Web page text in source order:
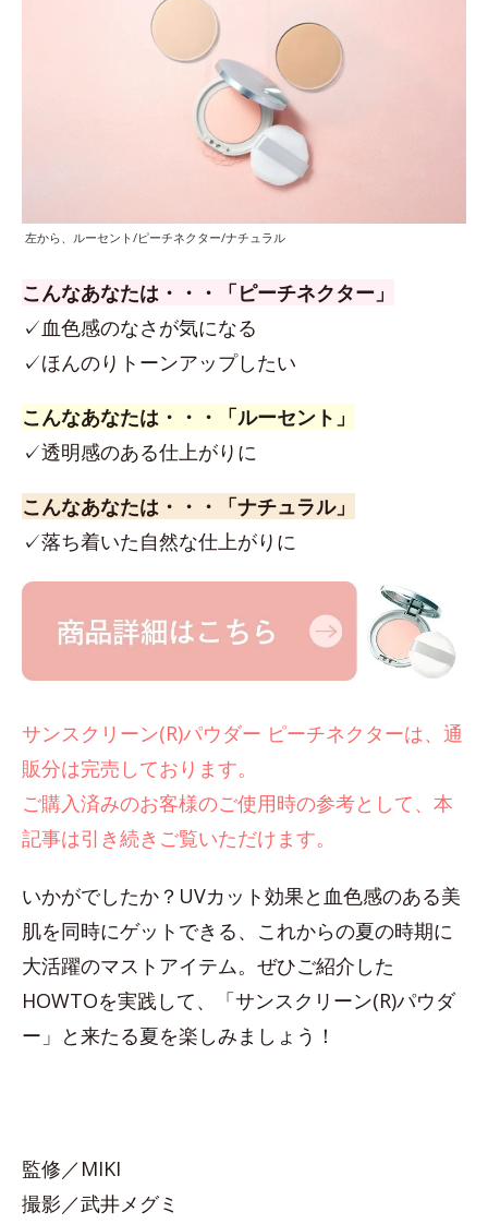
左から、ルーセント/ピーチネクター/ナチュラル
こんなあなたは・・・「ピーチネクター」
✓血色感のなさが気になる
✓ほんのりトーンアップしたい
こんなあなたは・・・「ルーセント」
✓透明感のある仕上がりに
こんなあなたは・・・「ナチュラル」
✓落ち着いた自然な仕上がりに
サンスクリーン(R)パウダー ピーチネクターは、通
販分は完売しております。
ご購入済みのお客様のご使用時の参考として、本
記事は引き続きご覧いただけます。
いかがでしたか？UVカット効果と血色感のある美
肌を同時にゲットできる、これからの夏の時期に
大活躍のマストアイテム。ぜひご紹介した
HOWTOを実践して、「サンスクリーン(R)パウダ
ー」と来たる夏を楽しみましょう！
監修／MIKI
撮影／武井メグミ